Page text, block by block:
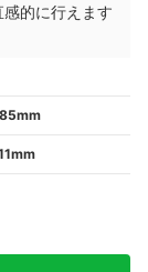
的に行えます